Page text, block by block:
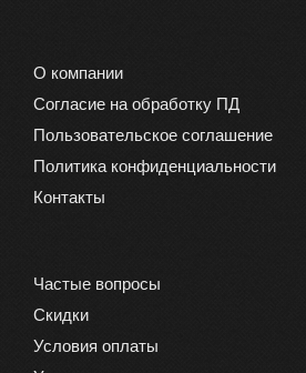
О компании
Согласие на обработку ПД
Пользовательское соглашение
Политика конфиденциальности
Контакты
Частые вопросы
Скидки
Условия оплаты